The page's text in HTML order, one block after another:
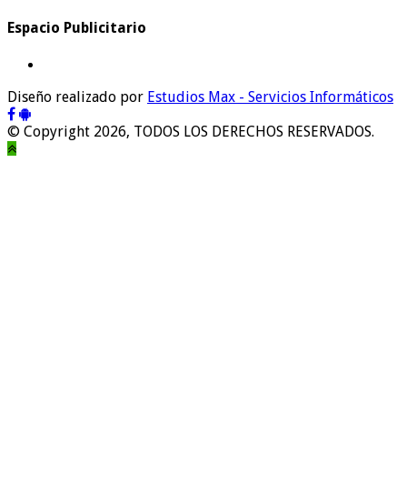
Espacio Publicitario
Diseño realizado por Estudios Max - Servicios Informáticos
© Copyright 2026, TODOS LOS DERECHOS RESERVADOS.